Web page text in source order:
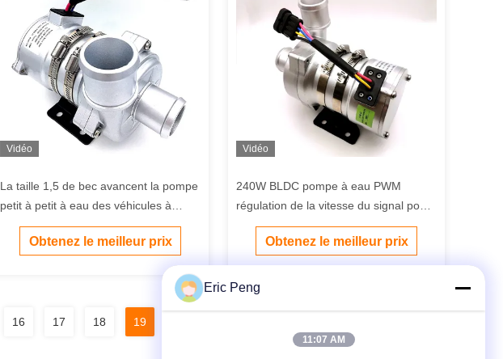
Vidéo
La taille 1,5 de bec avancent la pompe
petit à petit à eau des véhicules à
moteur à faible bruit de BLDC pour le
système de gestion thermique
Obtenez le meilleur prix
Vidéo
240W BLDC pompe à eau PWM
régulation de la vitesse du signal pour
le matériel de refroidissement
industrielObtenez le meilleur prix
16 17 18 19
Eric Peng
11:07 AM